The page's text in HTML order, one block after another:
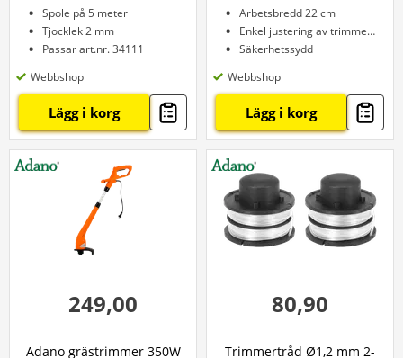
Spole på 5 meter
Tjocklek 2 mm
Passar art.nr. 34111
Webbshop
Lägg i korg
Arbetsbredd 22 cm
Enkel justering av trimmertråden
Säkerhetssydd
Webbshop
Lägg i korg
249,00
Adano grästrimmer 350W
80,90
Trimmertråd Ø1,2 mm 2-